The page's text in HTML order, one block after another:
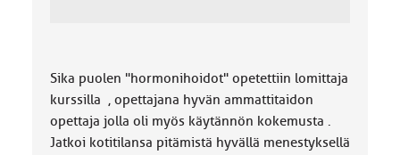
Sika puolen "hormonihoidot" opetettiin lomittaja
kurssilla , opettajana hyvän ammattitaidon
opettaja jolla oli myös käytännön kokemusta .
Jatkoi kotitilansa pitämistä hyvällä menestyksellä